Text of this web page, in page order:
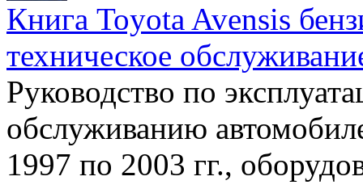
Книга Toyota Avensis
техническое
Руководство по
обслуживанию
1997 по 2003 гг.,